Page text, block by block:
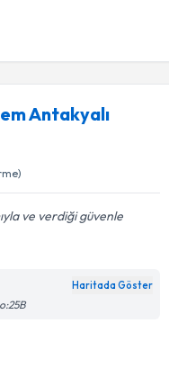
Antakyalı
ve verdiği güvenle
Haritada Göster